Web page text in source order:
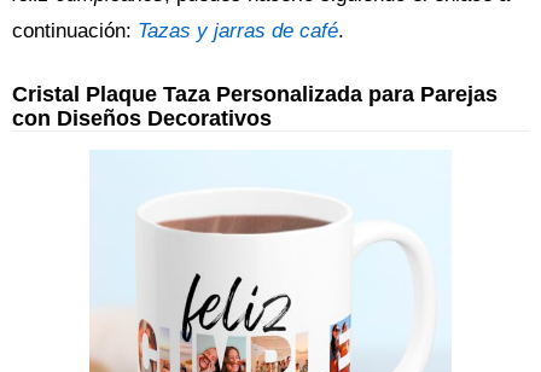
continuación: Tazas y jarras de café.
Cristal Plaque Taza Personalizada para Parejas
con Diseños Decorativos